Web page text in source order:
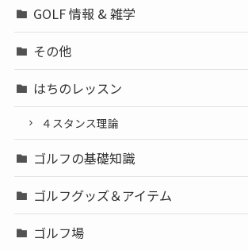
GOLF 情報 & 雑学
その他
はちのレッスン
４スタンス理論
ゴルフの基礎知識
ゴルフグッズ＆アイテム
ゴルフ場